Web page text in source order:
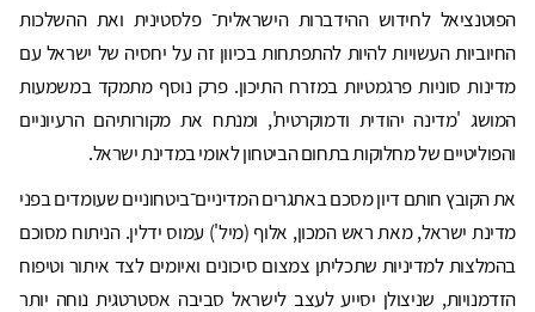
הפוטנציאל לחידוש ההידברות הישראלית־ פלסטינית ואת ההשלכות
החיוביות העשויות להיות להתפתחות בכיוון זה על יחסיה של ישראל עם
מדינות סוניות פרגמטיות במזרח התיכון. פרק נוסף מתמקד במשמעות
המושג 'מדינה יהודית ודמוקרטית', ומנתח את מקורותיהם הרעיוניים
והפוליטיים של מחלוקות בתחום הביטחון לאומי במדינת ישראל.
את הקובץ חותם דיון מסכם באתגרים המדיניים־ביטחוניים שעומדים בפני
מדינת ישראל, מאת ראש המכון, אלוף (מיל') עמוס ידלין. הניתוח מסוכם
בהמלצות למדיניות שתכליתן צמצום סיכונים ואיומים לצד איתור וטיפוח
הזדמנויות, שניצולן יסייע לעצב לישראל סביבה אסטרטגית נוחה יותר